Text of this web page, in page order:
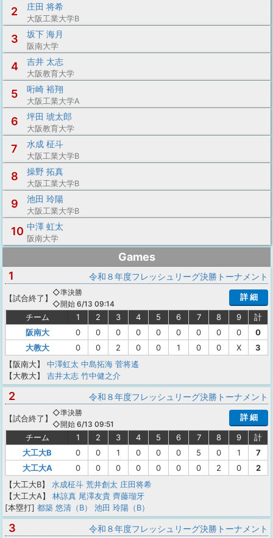
2 庄田 将希
大阪工業大学B
3 坂下 海月
阪南大学
4 吉井 太志
大阪教育大学
5 哘崎 裕翔
大阪工業大学A
6 坪田 琥太郎
大阪教育大学
7 水成 柾斗
大阪工業大学B
8 操野 拓真
大阪工業大学B
9 池田 玲陽
大阪工業大学B
10 中澤 虹太
阪南大学
Games
1
令和８年度フレッシュリーグ決勝トーナメント
【試合終了 】
◇準決勝
◇開始 6/13 09:14
詳 細
チーム 1 2 3 4 5 6 7 8 9
計
阪南大
0 0 0 0 0 0 0 0 0
0
大教大
0 0 2 0 0 1 0 0 X
3
【阪南大】
中澤虹太 中島拓海 菅将遙
【大教大】
吉井太志 竹中健之介
2 令和８年度フレッシュリーグ決勝トーナメント
【試合終了 】
◇準決勝
◇開始 6/13 09:51
詳 細
チーム 1 2 3 4 5 6 7 8 9
計
大工大B
0 0 1 0 0 0 5 0 1
7
大工大A
0 0 0 0 0 0 0 2 0
2
【大工大B】
水成柾斗 荒井創太 庄田将希
【大工大A】
林諒真 尾澤友貴 齊藤瑠牙
[本塁打] 都築 悠清（B） 池田 玲陽（B）
3 令和８年度フレッシュリーグ決勝トーナメント